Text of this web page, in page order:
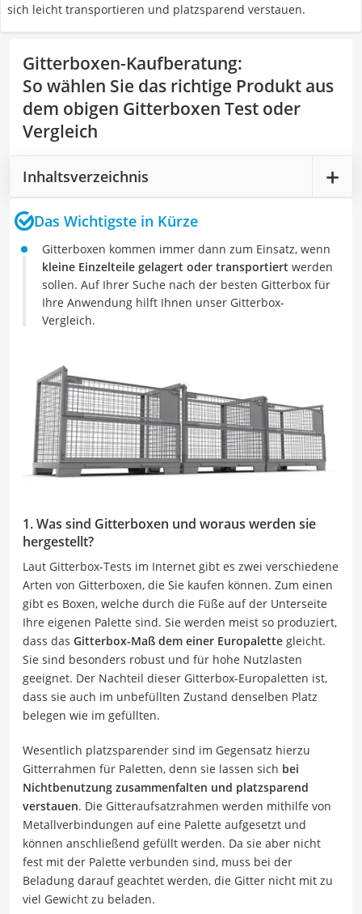
sich leicht transportieren und platzsparend verstauen.
Gitterboxen-Kaufberatung:
So wählen Sie das richtige Produkt aus
dem obigen Gitterboxen Test oder
Vergleich
Inhaltsverzeichnis
Das Wichtigste in Kürze
Gitterboxen kommen immer dann zum Einsatz, wenn
kleine Einzelteile gelagert oder transportiert werden
sollen. Auf Ihrer Suche nach der besten Gitterbox für
Ihre Anwendung hilft Ihnen unser Gitterbox-
Vergleich.
1. Was sind Gitterboxen und woraus werden sie
hergestellt?
Laut Gitterbox-Tests im Internet gibt es zwei verschiedene
Arten von Gitterboxen, die Sie kaufen können. Zum einen
gibt es Boxen, welche durch die Füße auf der Unterseite
Ihre eigenen Palette sind. Sie werden meist so produziert,
dass das Gitterbox-Maß dem einer Europalette gleicht.
Sie sind besonders robust und für hohe Nutzlasten
geeignet. Der Nachteil dieser Gitterbox-Europaletten ist,
dass sie auch im unbefüllten Zustand denselben Platz
belegen wie im gefüllten.
Wesentlich platzsparender sind im Gegensatz hierzu
Gitterrahmen für Paletten, denn sie lassen sich bei
Nichtbenutzung zusammenfalten und platzsparend
verstauen. Die Gitteraufsatzrahmen werden mithilfe von
Metallverbindungen auf eine Palette aufgesetzt und
können anschließend gefüllt werden. Da sie aber nicht
fest mit der Palette verbunden sind, muss bei der
Beladung darauf geachtet werden, die Gitter nicht mit zu
viel Gewicht zu beladen.